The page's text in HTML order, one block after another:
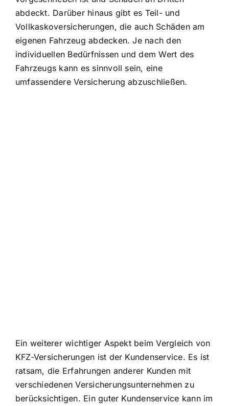
abdeckt. Darüber hinaus gibt es Teil- und
Vollkaskoversicherungen, die auch Schäden am
eigenen Fahrzeug abdecken. Je nach den
individuellen Bedürfnissen und dem Wert des
Fahrzeugs kann es sinnvoll sein, eine
umfassendere Versicherung abzuschließen.
Ein weiterer wichtiger Aspekt beim Vergleich von
KFZ-Versicherungen ist der Kundenservice. Es ist
ratsam, die Erfahrungen anderer Kunden mit
verschiedenen Versicherungsunternehmen zu
berücksichtigen. Ein guter Kundenservice kann im